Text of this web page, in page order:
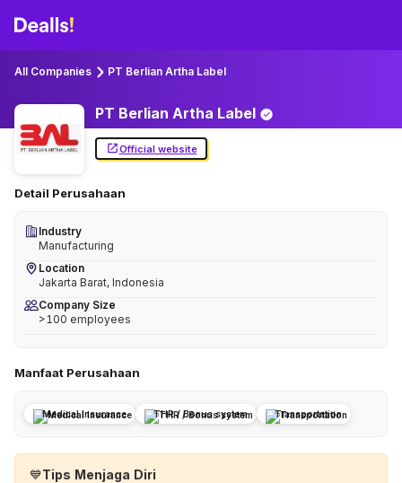
All Companies PT Berlian Artha Label
PT Berlian Artha Label
Official website
Detail Perusahaan
Industry
Manufacturing
Location
Jakarta Barat, Indonesia
Company Size
>100 employees
Manfaat Perusahaan
Medical Insurance THR / Bonus system Transportation
💙Tips Menjaga Diri